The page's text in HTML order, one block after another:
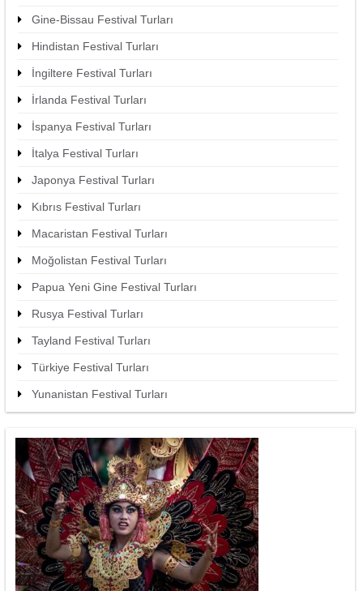
Gine-Bissau Festival Turları
Hindistan Festival Turları
İngiltere Festival Turları
İrlanda Festival Turları
İspanya Festival Turları
İtalya Festival Turları
Japonya Festival Turları
Kıbrıs Festival Turları
Macaristan Festival Turları
Moğolistan Festival Turları
Papua Yeni Gine Festival Turları
Rusya Festival Turları
Tayland Festival Turları
Türkiye Festival Turları
Yunanistan Festival Turları